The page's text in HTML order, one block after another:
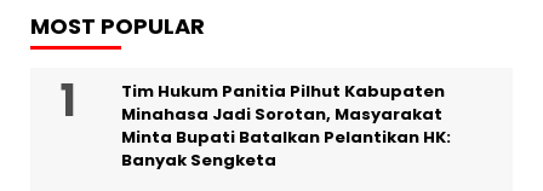
MOST POPULAR
Tim Hukum Panitia Pilhut Kabupaten
Minahasa Jadi Sorotan, Masyarakat
Minta Bupati Batalkan Pelantikan HK:
Banyak Sengketa